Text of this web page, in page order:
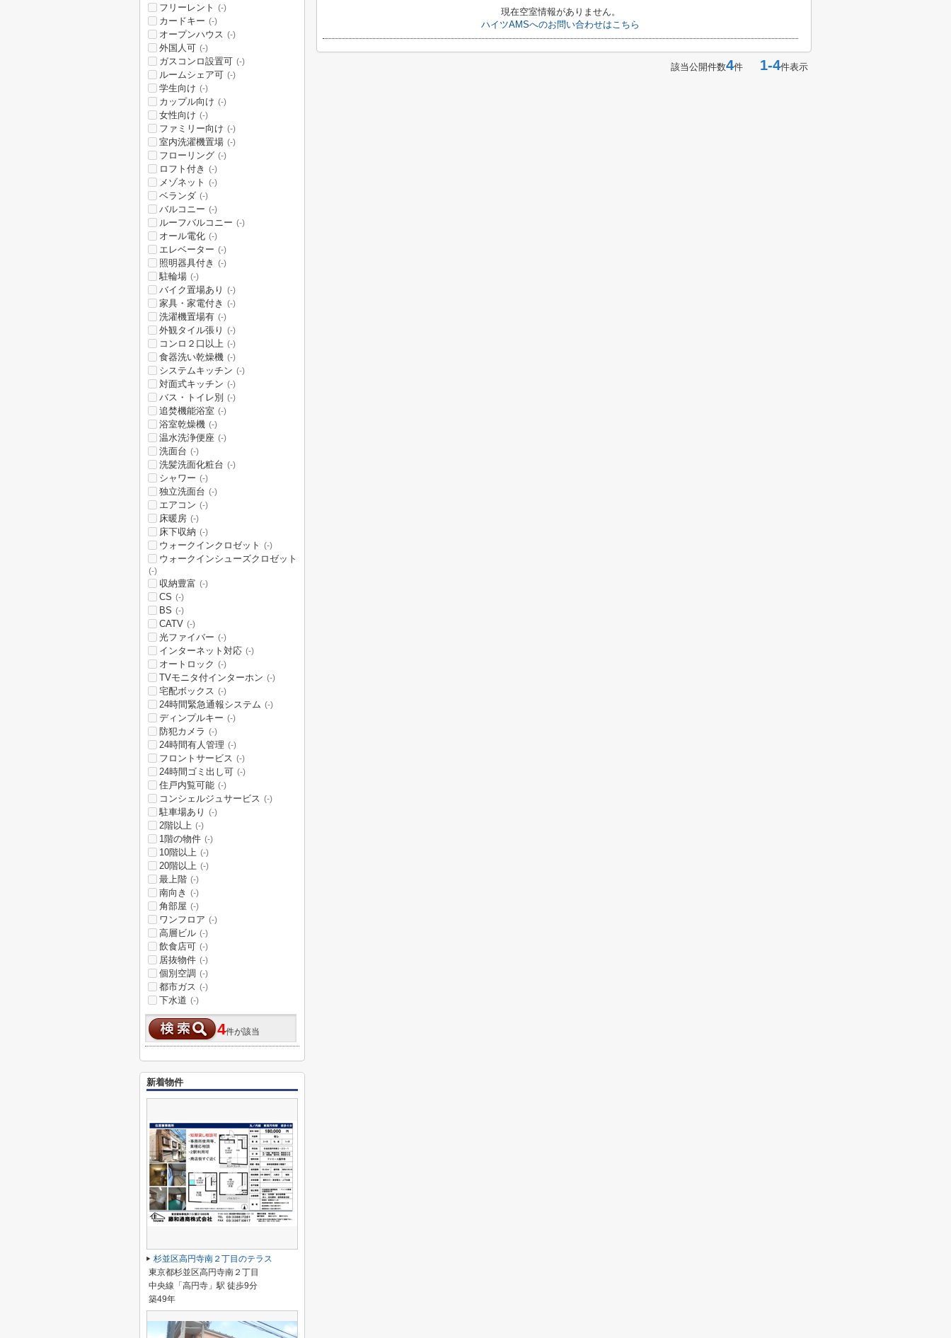
現在空室情報がありません。
ハイツAMSへのお問い合わせはこちら
該当公開件数4件 1-4件表示
フリーレント (-)
カードキー (-)
オープンハウス (-)
外国人可 (-)
ガスコンロ設置可 (-)
ルームシェア可 (-)
学生向け (-)
カップル向け (-)
女性向け (-)
ファミリー向け (-)
室内洗濯機置場 (-)
フローリング (-)
ロフト付き (-)
メゾネット (-)
ベランダ (-)
バルコニー (-)
ルーフバルコニー (-)
オール電化 (-)
エレベーター (-)
照明器具付き (-)
駐輪場 (-)
バイク置場あり (-)
家具・家電付き (-)
洗濯機置場有 (-)
外観タイル張り (-)
コンロ２口以上 (-)
食器洗い乾燥機 (-)
システムキッチン (-)
対面式キッチン (-)
バス・トイレ別 (-)
追焚機能浴室 (-)
浴室乾燥機 (-)
温水洗浄便座 (-)
洗面台 (-)
洗髪洗面化粧台 (-)
シャワー (-)
独立洗面台 (-)
エアコン (-)
床暖房 (-)
床下収納 (-)
ウォークインクロゼット (-)
ウォークインシューズクロゼット
(-)
収納豊富 (-)
CS (-)
BS (-)
CATV (-)
光ファイバー (-)
インターネット対応 (-)
オートロック (-)
TVモニタ付インターホン (-)
宅配ボックス (-)
24時間緊急通報システム (-)
ディンプルキー (-)
防犯カメラ (-)
24時間有人管理 (-)
フロントサービス (-)
24時間ゴミ出し可 (-)
住戸内覧可能 (-)
コンシェルジュサービス (-)
駐車場あり (-)
2階以上 (-)
1階の物件 (-)
10階以上 (-)
20階以上 (-)
最上階 (-)
南向き (-)
角部屋 (-)
ワンフロア (-)
高層ビル (-)
飲食店可 (-)
居抜物件 (-)
個別空調 (-)
都市ガス (-)
下水道 (-)
4件が該当
新着物件
杉並区高円寺南２丁目のテラス
東京都杉並区高円寺南２丁目
中央線「高円寺」駅 徒歩9分
築49年